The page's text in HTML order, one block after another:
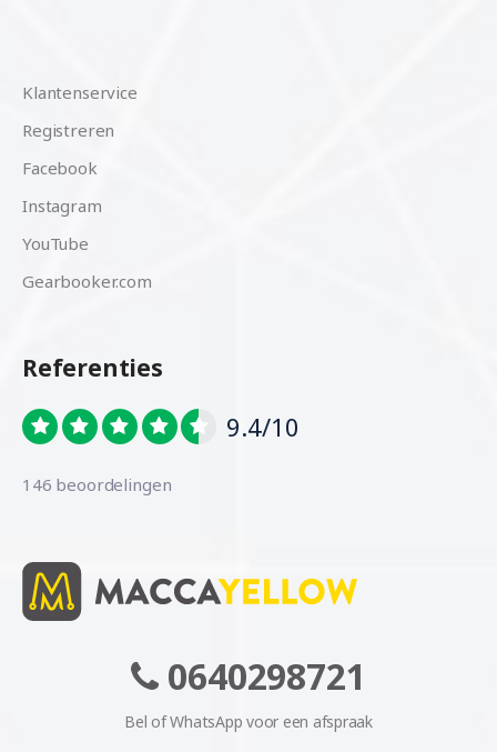
Klantenservice
Registreren
Facebook
Instagram
YouTube
Gearbooker.com
Referenties
9.4/10
146 beoordelingen
0640298721
Bel of WhatsApp voor een afspraak